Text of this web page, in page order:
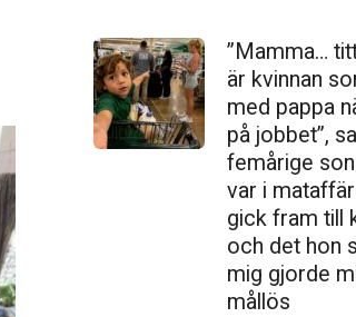
”Mamma…
är kvinnan
med pappa
på jobbet”,
femårige
var i
gick fram till
och det hon
mig gjorde
mållös